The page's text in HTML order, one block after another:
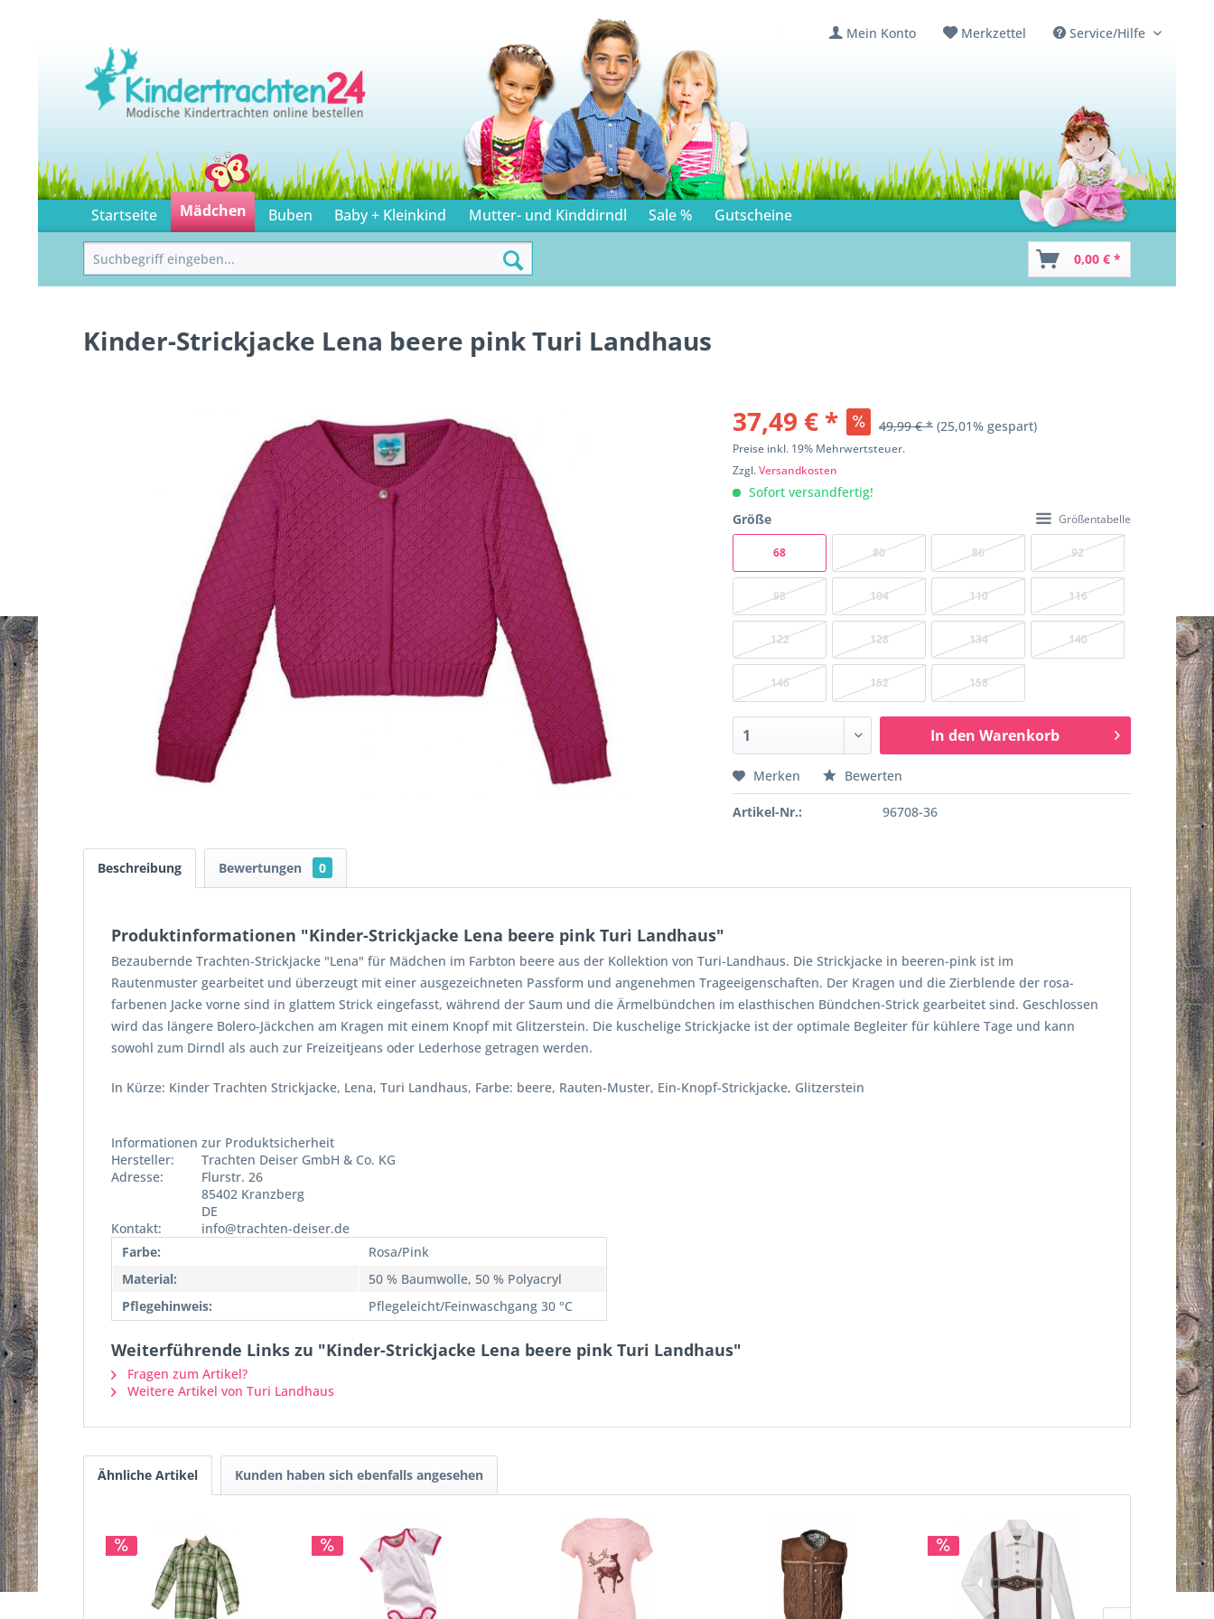
Mein Konto Merkzettel Service/Hilfe
Startseite Mädchen Buben Baby + Kleinkind Mutter- und Kinddirndl Sale % Gutscheine
0,00 € *
Kinder-Strickjacke Lena beere pink Turi Landhaus
37,49 € * 49,99 € * (25,01% gespart)
Preise inkl. 19% Mehrwertsteuer.
Zzgl.Versandkosten
Sofort versandfertig!
Größe
Größentabelle
68 80 86 92
98 104 110 116
122 128 134 140
146 152 158
In den Warenkorb
Merken Bewerten
Artikel-Nr.: 96708-36
Beschreibung Bewertungen 0
Produktinformationen "Kinder-Strickjacke Lena beere pink Turi Landhaus"
Bezaubernde Trachten-Strickjacke "Lena" für Mädchen im Farbton beere aus der Kollektion von Turi-Landhaus. Die Strickjacke in beeren-pink ist im
Rautenmuster gearbeitet und überzeugt mit einer ausgezeichneten Passform und angenehmen Trageeigenschaften. Der Kragen und die Zierblende der rosa-
farbenen Jacke vorne sind in glattem Strick eingefasst, während der Saum und die Ärmelbündchen im elasthischen Bündchen-Strick gearbeitet sind. Geschlossen
wird das längere Bolero-Jäckchen am Kragen mit einem Knopf mit Glitzerstein. Die kuschelige Strickjacke ist der optimale Begleiter für kühlere Tage und kann
sowohl zum Dirndl als auch zur Freizeitjeans oder Lederhose getragen werden.
In Kürze: Kinder Trachten Strickjacke, Lena, Turi Landhaus, Farbe: beere, Rauten-Muster, Ein-Knopf-Strickjacke, Glitzerstein
Informationen zur Produktsicherheit
Hersteller:
Trachten Deiser GmbH & Co. KG
Adresse:
Flurstr. 26
85402 Kranzberg
DE
Kontakt:
info@trachten-deiser.de
Farbe:
Rosa/Pink
Material:
50 % Baumwolle, 50 % Polyacryl
Pflegehinweis:
Pflegeleicht/Feinwaschgang 30 °C
Weiterführende Links zu "Kinder-Strickjacke Lena beere pink Turi Landhaus"
Fragen zum Artikel?
Weitere Artikel von Turi Landhaus
Ähnliche Artikel Kunden haben sich ebenfalls angesehen